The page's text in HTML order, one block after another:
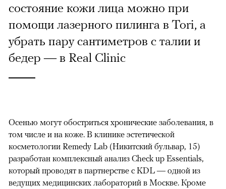
состояние кожи лица можно при
помощи лазерного пилинга в Tori, а
убрать пару сантиметров с талии и
бедер — в Real Clinic
Осенью могут обостриться хронические заболевания, в
том числе и на коже. В клинике эстетической
косметологии Remedy Lab (Никитский бульвар, 15)
разработан комплексный анализ Check up Essentials,
который проводят в партнерстве с KDL — одной из
ведущих медицинских лабораторий в Москве. Кроме